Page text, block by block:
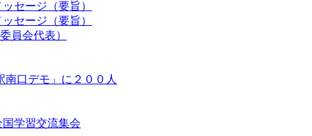
セージ（要旨）
セージ（要旨）
員会代表）
口デモ」に２００人
学習交流集会